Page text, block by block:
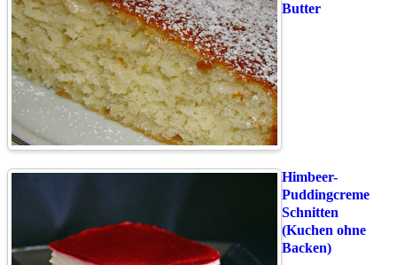
Butter
Himbeer-
Puddingcreme
Schnitten
(Kuchen ohne
Backen)